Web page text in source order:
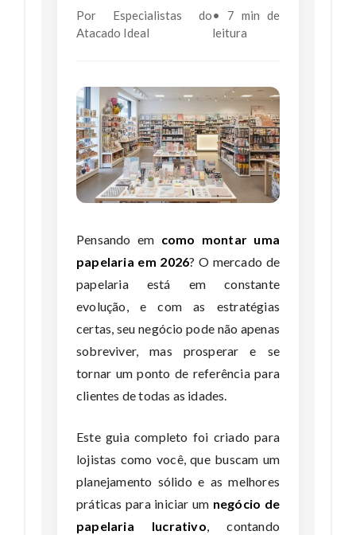
Por Especialistas do
Atacado Ideal
• 7 min de
leitura
Pensando em como montar uma
papelaria em 2026? O mercado de
papelaria está em constante
evolução, e com as estratégias
certas, seu negócio pode não apenas
sobreviver, mas prosperar e se
tornar um ponto de referência para
clientes de todas as idades.
Este guia completo foi criado para
lojistas como você, que buscam um
planejamento sólido e as melhores
práticas para iniciar um negócio de
papelaria lucrativo, contando